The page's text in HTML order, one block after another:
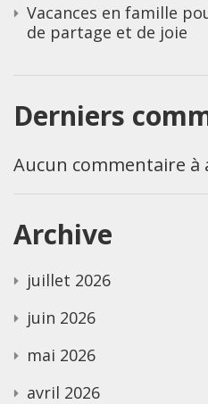
Vacances en famille
de partage et de joie
Derniers
Aucun commentaire à
Archive
juillet 2026
juin 2026
mai 2026
avril 2026